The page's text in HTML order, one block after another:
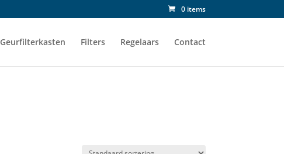
0 items
Geurfilterkasten Filters Regelaars Contact